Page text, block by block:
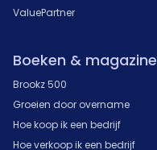
ValuePartner
Boeken & magazine
Brookz 500
Groeien door overname
Hoe koop ik een bedrijf
Hoe verkoop ik een bedrijf